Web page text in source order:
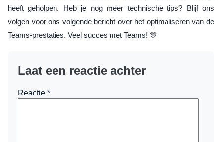
heeft geholpen. Heb je nog meer technische tips? Blijf ons
volgen voor ons volgende bericht over het optimaliseren van de
Teams-prestaties. Veel succes met Teams! 🎊
Laat een reactie achter
Reactie *